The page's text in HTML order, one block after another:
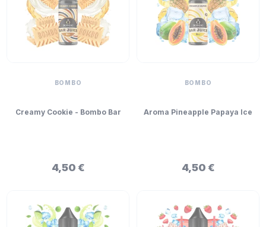
BOMBO
Creamy Cookie - Bombo Bar
4,50 €
BOMBO
Aroma Pineapple Papaya Ice
4,50 €